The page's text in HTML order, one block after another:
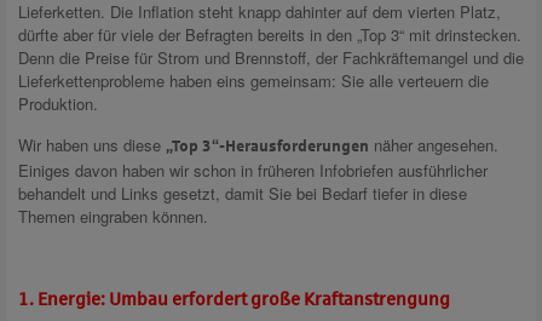
Lieferketten. Die Inflation steht knapp dahinter auf dem vierten Platz,
dürfte aber für viele der Befragten bereits in den „Top 3“ mit drinstecken.
Denn die Preise für Strom und Brennstoff, der Fachkräftemangel und die
Lieferkettenprobleme haben eins gemeinsam: Sie alle verteuern die
Produktion.
Wir haben uns diese „Top 3“-Herausforderungen näher angesehen.
Einiges davon haben wir schon in früheren Infobriefen ausführlicher
behandelt und Links gesetzt, damit Sie bei Bedarf tiefer in diese
Themen eingraben können.
1. Energie: Umbau erfordert große Kraftanstrengung